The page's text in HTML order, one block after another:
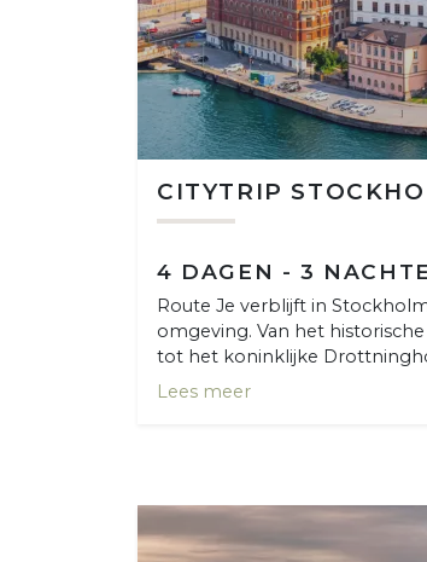
CITYTRIP
4 DAGEN - 3
Route Je verblijft in
omgeving. Van het
tot het koninklijke
Lees meer